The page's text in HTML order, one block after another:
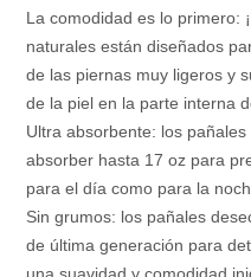
La comodidad es lo primero:
naturales están diseñados
de las piernas muy ligeros y
de la piel en la parte interna
Ultra absorbente: los
absorber hasta 17 oz para
para el día como para la
Sin grumos: los pañales
de última generación para